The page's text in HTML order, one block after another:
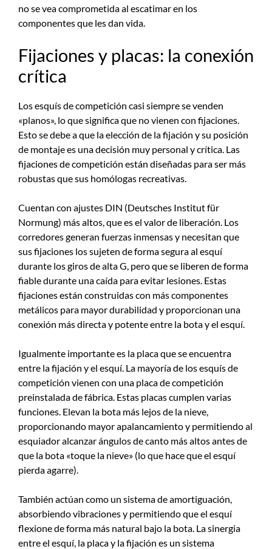
no se vea comprometida al escatimar en los
componentes que les dan vida.
Fijaciones y placas: la conexión
crítica
Los esquís de competición casi siempre se venden
«planos», lo que significa que no vienen con fijaciones.
Esto se debe a que la elección de la fijación y su posición
de montaje es una decisión muy personal y crítica. Las
fijaciones de competición están diseñadas para ser más
robustas que sus homólogas recreativas.
Cuentan con ajustes DIN (Deutsches Institut für
Normung) más altos, que es el valor de liberación. Los
corredores generan fuerzas inmensas y necesitan que
sus fijaciones los sujeten de forma segura al esquí
durante los giros de alta G, pero que se liberen de forma
fiable durante una caída para evitar lesiones. Estas
fijaciones están construidas con más componentes
metálicos para mayor durabilidad y proporcionan una
conexión más directa y potente entre la bota y el esquí.
Igualmente importante es la placa que se encuentra
entre la fijación y el esquí. La mayoría de los esquís de
competición vienen con una placa de competición
preinstalada de fábrica. Estas placas cumplen varias
funciones. Elevan la bota más lejos de la nieve,
proporcionando mayor apalancamiento y permitiendo al
esquiador alcanzar ángulos de canto más altos antes de
que la bota «toque la nieve» (lo que hace que el esquí
pierda agarre).
También actúan como un sistema de amortiguación,
absorbiendo vibraciones y permitiendo que el esquí
flexione de forma más natural bajo la bota. La sinergia
entre el esquí, la placa y la fijación es un sistema